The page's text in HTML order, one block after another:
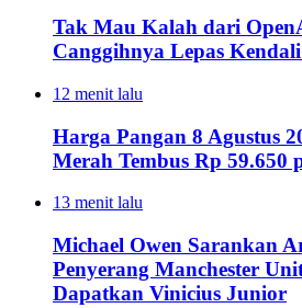
Tak Mau Kalah dari
Canggihnya Lepas
12 menit lalu
Harga Pangan 8 Agustus
Merah Tembus Rp 59.650
13 menit lalu
Michael Owen Sarankan
Penyerang Manchester
Dapatkan Vinicius Junior